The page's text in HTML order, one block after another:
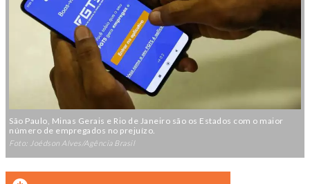
São Paulo, Minas Gerais e Rio de Janeiro são os Estados com o maior
número de empregados no prejuízo.
Foto: Joédson Alves/Agência Brasil